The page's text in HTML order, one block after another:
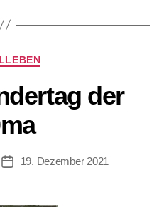
Kategorien
der
Veröffentlichungsdatum
19. Dezember 2021